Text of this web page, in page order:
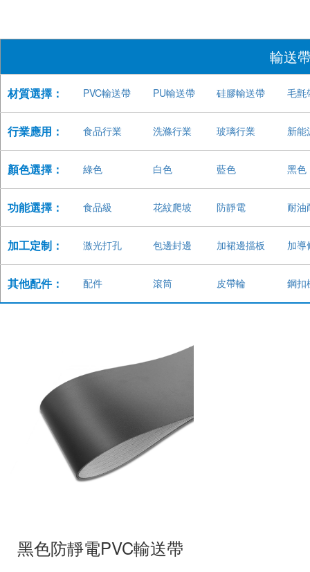
輸送
材質選擇： PVC輸送帶 PU輸送帶 硅膠輸送帶 毛氈
行業應用： 食品行業 洗滌行業 玻璃行業 新能
顏色選擇： 綠色 白色 藍色 黑色
功能選擇： 食品級 花紋爬坡 防靜電 耐油
加工定制： 激光打孔 包邊封邊 加裙邊擋板 加導
其他配件： 配件 滾筒 皮帶輪 鋼扣
黑色防靜電PVC輸送帶